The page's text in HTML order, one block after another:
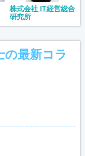
株式会社 IT経営総合
研究所
の最新コラ